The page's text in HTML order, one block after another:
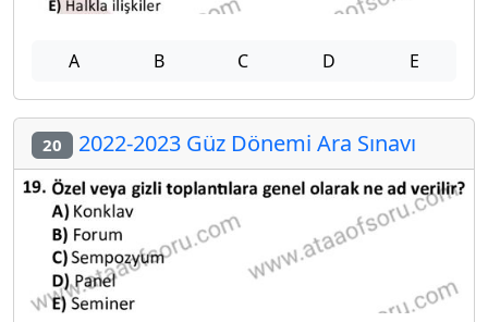
A B C D E
20 2022-2023 Güz Dönemi Ara Sınavı